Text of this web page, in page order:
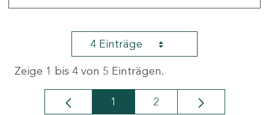
4 Einträge
Zeige 1 bis 4 von 5 Einträgen.
Seite
1 Seite
2